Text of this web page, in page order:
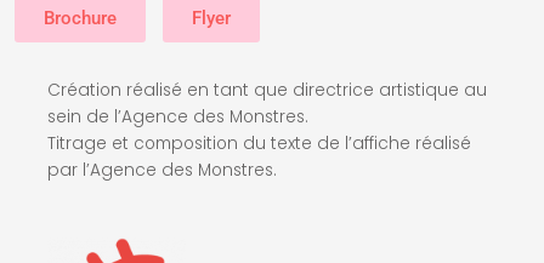
Brochure Flyer
Création réalisé en tant que directrice artistique au
sein de l’Agence des Monstres.
Titrage et composition du texte de l’affiche réalisé
par l’Agence des Monstres.